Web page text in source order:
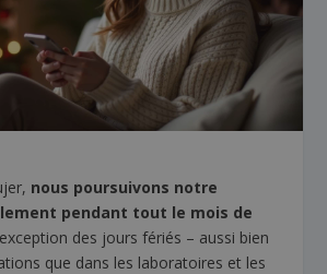
nous poursuivons notre
pendant tout le mois de
des jours fériés – aussi bien
que dans les laboratoires et les